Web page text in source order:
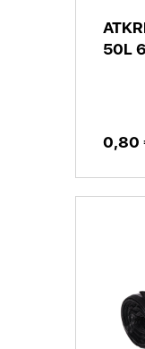
50L
0,80